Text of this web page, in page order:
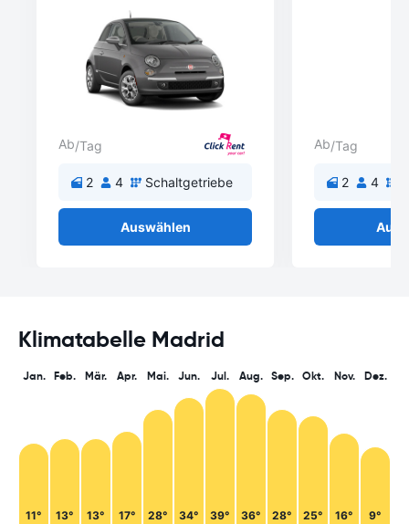
Ab/Tag
2 4 Schaltgetriebe
Auswählen
Ab/Tag
2 4
Klimatabelle Madrid
Jan.
11°
Feb.
13°
Mär.
13°
Apr.
17°
Mai.
28°
Jun.
34°
Jul.
39°
Aug.
36°
Sep.
28°
Okt.
25°
Nov.
16°
Dez.
9°